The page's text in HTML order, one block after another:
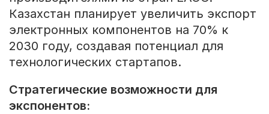
Казахстан планирует увеличить экспорт
электронных компонентов на 70% к
2030 году, создавая потенциал для
технологических стартапов.
Стратегические возможности для
экспонентов: